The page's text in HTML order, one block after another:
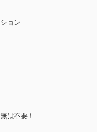
ョン
は不要！